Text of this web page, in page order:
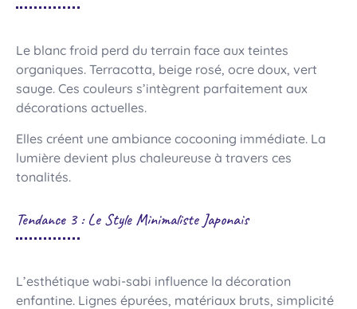
Le blanc froid perd du terrain face aux teintes
organiques. Terracotta, beige rosé, ocre doux, vert
sauge. Ces couleurs s’intègrent parfaitement aux
décorations actuelles.
Elles créent une ambiance cocooning immédiate. La
lumière devient plus chaleureuse à travers ces
tonalités.
Tendance 3 : Le Style Minimaliste Japonais
L’esthétique wabi-sabi influence la décoration
enfantine. Lignes épurées, matériaux bruts, simplicité